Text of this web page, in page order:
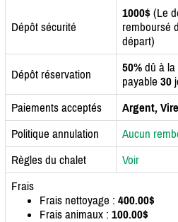
Dépôt sécurité
1000$ (Le
remboursé
départ)
Dépôt réservation 50% dû à
payable 30
Paiements acceptés
Argent,
Politique annulation
Aucun
Règles du chalet
Voir
Frais
Frais nettoyage : 400.00$
Frais animaux : 100.00$